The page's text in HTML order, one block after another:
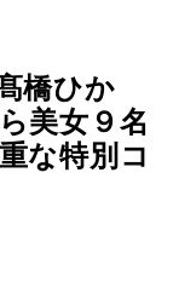
橋ひか
美女９名
な特別コ